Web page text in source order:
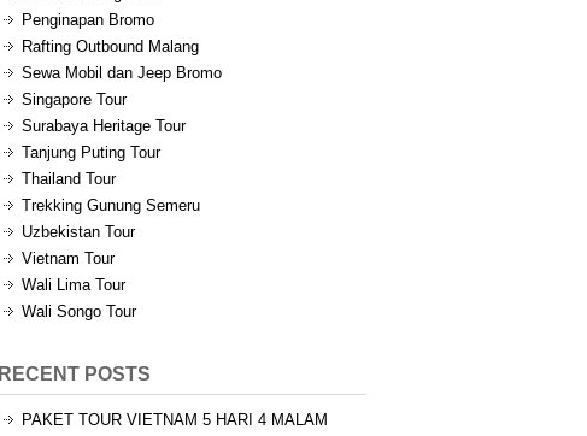
Penginapan Bromo
Rafting Outbound Malang
Sewa Mobil dan Jeep Bromo
Singapore Tour
Surabaya Heritage Tour
Tanjung Puting Tour
Thailand Tour
Trekking Gunung Semeru
Uzbekistan Tour
Vietnam Tour
Wali Lima Tour
Wali Songo Tour
RECENT POSTS
PAKET TOUR VIETNAM 5 HARI 4 MALAM